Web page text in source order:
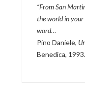
“From San
the world in
word…
Pino Daniele,
Benedica, 1993.